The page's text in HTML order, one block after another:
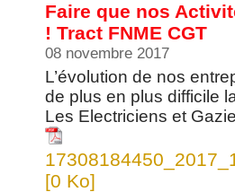
Faire que nos
! Tract FNME CGT
08 novembre 2017
L’évolution de nos
de plus en plus difficile
Les Electriciens et
[0 Ko]